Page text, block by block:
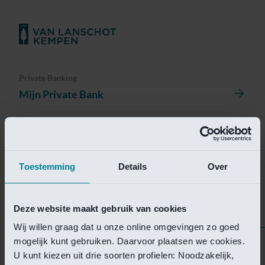
Toestemming Details Over
Deze website maakt gebruik van cookies
Wij willen graag dat u onze online omgevingen zo goed
mogelijk kunt gebruiken. Daarvoor plaatsen we cookies.
U kunt kiezen uit drie soorten profielen: Noodzakelijk,
Private Banking
Mijn Private Bank
Helaas is deze pagina